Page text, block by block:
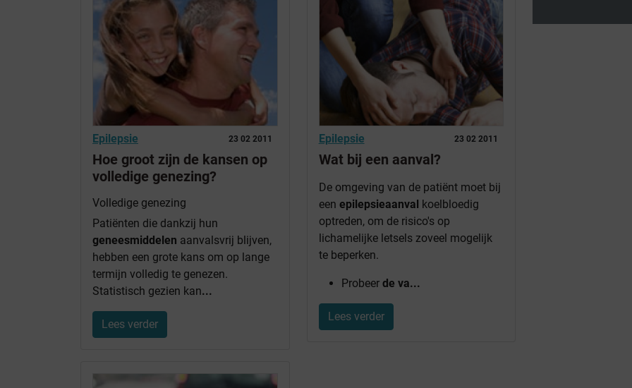
23 02 2011
Epilepsie
Hoe groot zijn de kansen op
volledige genezing?
Volledige genezing
Patiënten die dankzij hun
geneesmiddelen aanvalsvrij blijven,
hebben een grote kans om op lange
termijn volledig te genezen.
Statistisch gezien kan...
Lees verder
23 02 2011
Epilepsie
Wat bij een aanval?
De omgeving van de patiënt moet bij
een epilepsieaanval koelbloedig
optreden, om de risico's op
lichamelijke letsels zoveel mogelijk
te beperken.
Probeer de va...
Lees verder